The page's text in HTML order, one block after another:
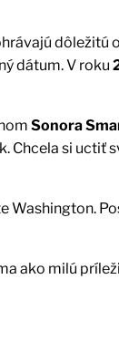
dôležitú
dátum. V roku
Sonora
Chcela si uctiť
Washington.
ako milú